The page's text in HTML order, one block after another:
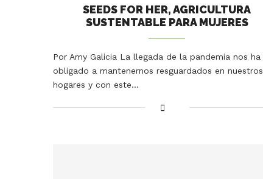
SEEDS FOR HER, AGRICULTURA
SUSTENTABLE PARA MUJERES
Por Amy Galicia La llegada de la pandemia nos ha
obligado a mantenernos resguardados en nuestros
hogares y con este…